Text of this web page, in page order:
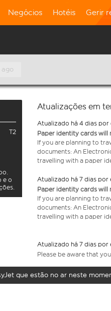
Negócios Hotéis Gerir
ago
T2
e o
Atualizações em
Atualizado há 4 dias
Paper identity cards
If you are planning to
documents: An
travelling with a paper
Atualizado há 7 dias
Paper identity cards
If you are planning to
documents: An
travelling with a paper
Atualizado há 7 dias
Please be aware that
que estão no ar neste